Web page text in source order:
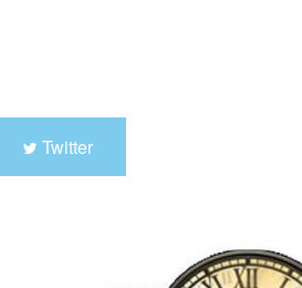
Twitter